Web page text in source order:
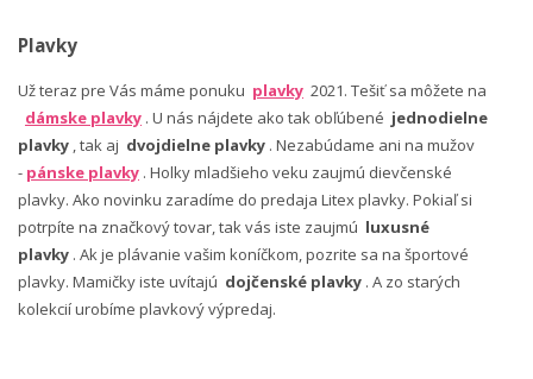
Plavky
Už teraz pre Vás máme ponuku plavky 2021. Tešiť sa môžete na
dámske plavky . U nás nájdete ako tak obľúbené jednodielne
plavky , tak aj dvojdielne plavky . Nezabúdame ani na mužov
- pánske plavky . Holky mladšieho veku zaujmú dievčenské
plavky. Ako novinku zaradíme do predaja Litex plavky. Pokiaľ si
potrpíte na značkový tovar, tak vás iste zaujmú luxusné
plavky . Ak je plávanie vašim koníčkom, pozrite sa na športové
plavky. Mamičky iste uvítajú dojčenské plavky . A zo starých
kolekcií urobíme plavkový výpredaj.